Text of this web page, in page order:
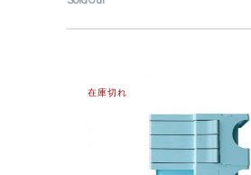
在庫切れ